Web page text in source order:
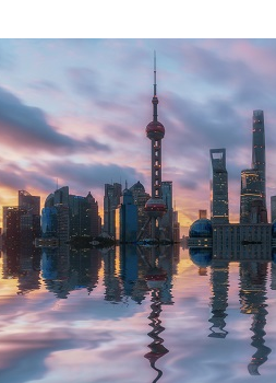
口碑评分：
澳大利亚
（MM）
监管中 Plus500
口碑评分：
澳大利亚
（MM）